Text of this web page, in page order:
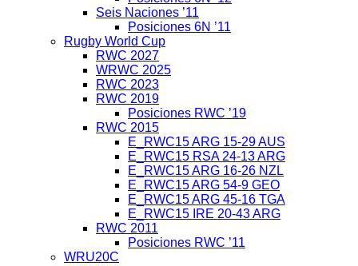
Seis Naciones ’11
Posiciones 6N ’11
Rugby World Cup
RWC 2027
WRWC 2025
RWC 2023
RWC 2019
Posiciones RWC ’19
RWC 2015
E_RWC15 ARG 15-29 AUS
E_RWC15 RSA 24-13 ARG
E_RWC15 ARG 16-26 NZL
E_RWC15 ARG 54-9 GEO
E_RWC15 ARG 45-16 TGA
E_RWC15 IRE 20-43 ARG
RWC 2011
Posiciones RWC ’11
WRU20C